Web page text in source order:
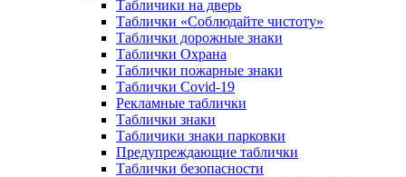
Табличики на дверь
Таблички «Соблюдайте чистоту»
Таблички дорожные знаки
Таблички Охрана
Таблички пожарные знаки
Таблички Covid-19
Рекламные таблички
Таблички знаки
Табличики знаки парковки
Предупреждающие таблички
Таблички безопасности